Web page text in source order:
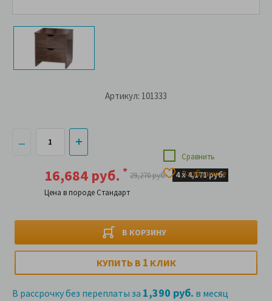
Артикул: 101333
16,684 руб. *
Цена в породе Стандарт
29,270 руб. 4 х4,171 руб.
В КОРЗИНУ
Сравнить
В избранное
КУПИТЬ В 1 КЛИК
В рассрочку без переплаты за 1,390 руб. в месяц